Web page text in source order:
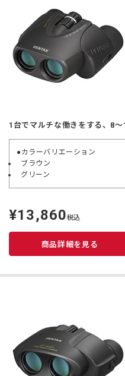
商品
1台でマルチな働きをする、8
●カラーバリエーション
ブラウン
グリーン
定
価
¥13,860税込
商品詳細を見る
商品